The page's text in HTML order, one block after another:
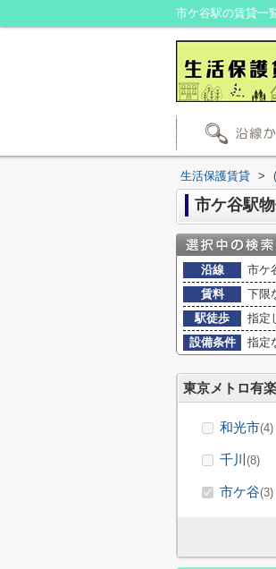
市ケ谷駅の賃貸一
生活保護賃貸 >
市ケ谷駅
沿線
市ケ
賃料
下限
駅徒歩
指定
設備条件
指定
東京メトロ有
和光市(4)
千川 (8)
市ケ谷(3)